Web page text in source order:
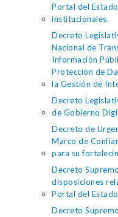
Portal del
institucionales.
Decreto
Nacional de
Información
Protección de
la Gestión de
Decreto
de Gobierno
Decreto de
Marco de
para su
Decreto
disposiciones
Portal del
Decreto